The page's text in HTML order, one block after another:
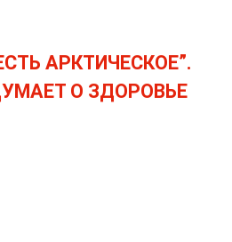
АРКТИЧЕСКОЕ”.
О ЗДОРОВЬЕ